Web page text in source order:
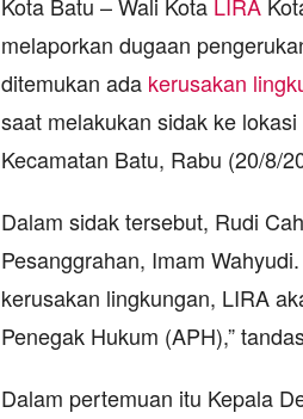
melaporkan dugaan
ditemukan ada kerusakan
saat melakukan sidak ke
Kecamatan Batu, Rabu (20/8/
Dalam sidak tersebut, Rudi
Pesanggrahan, Imam
kerusakan lingkungan, LIRA
Penegak Hukum (APH),”
Dalam pertemuan itu Kepala